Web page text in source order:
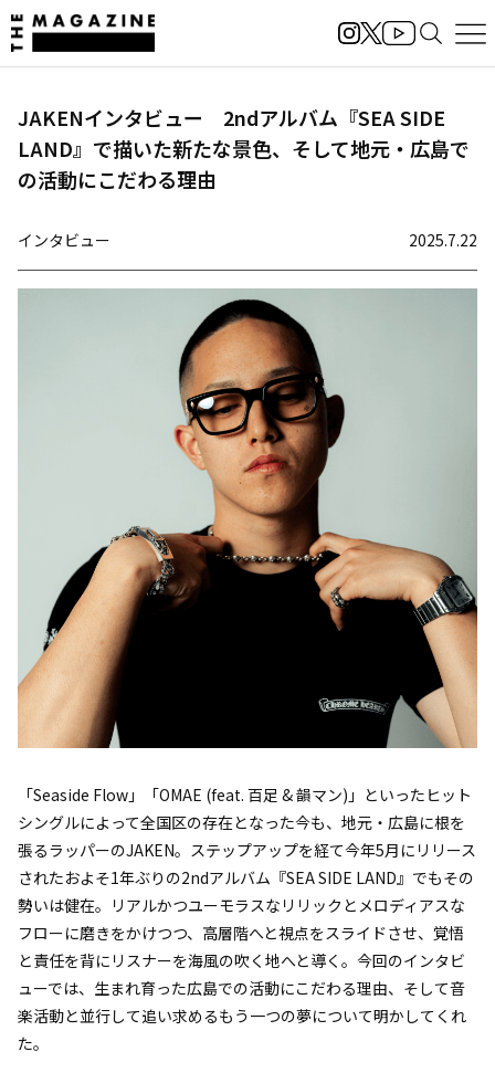
JAKENインタビュー 2ndアルバム『SEA SIDE
LAND』で描いた新たな景色、そして地元・広島で
の活動にこだわる理由
インタビュー 2025.7.22
「Seaside Flow」「OMAE (feat. 百足 & 韻マン)」といったヒット
シングルによって全国区の存在となった今も、地元・広島に根を
張るラッパーのJAKEN。ステップアップを経て今年5月にリリース
されたおよそ1年ぶりの2ndアルバム『SEA SIDE LAND』でもその
勢いは健在。リアルかつユーモラスなリリックとメロディアスな
フローに磨きをかけつつ、高層階へと視点をスライドさせ、覚悟
と責任を背にリスナーを海風の吹く地へと導く。今回のインタビ
ューでは、生まれ育った広島での活動にこだわる理由、そして音
楽活動と並行して追い求めるもう一つの夢について明かしてくれ
た。